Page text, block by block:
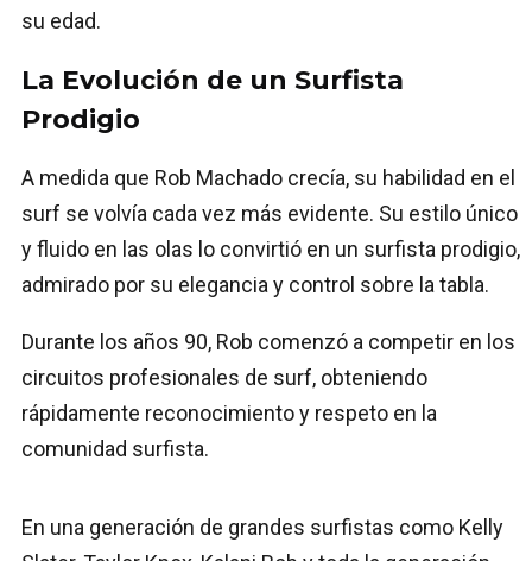
su edad.
La Evolución de un Surfista
Prodigio
A medida que Rob Machado crecía, su habilidad en el
surf se volvía cada vez más evidente. Su estilo único
y fluido en las olas lo convirtió en un surfista prodigio,
admirado por su elegancia y control sobre la tabla.
Durante los años 90, Rob comenzó a competir en los
circuitos profesionales de surf, obteniendo
rápidamente reconocimiento y respeto en la
comunidad surfista.
En una generación de grandes surfistas como Kelly